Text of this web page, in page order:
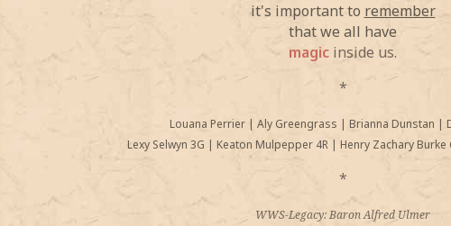
it's important to remember
that we all have
magic inside us.
*
Louana Perrier | Aly Greengrass | Brianna Dunstan |
Lexy Selwyn 3G | Keaton Mulpepper 4R | Henry Zachary Burke
*
WWS-Legacy: Baron Alfred Ulmer